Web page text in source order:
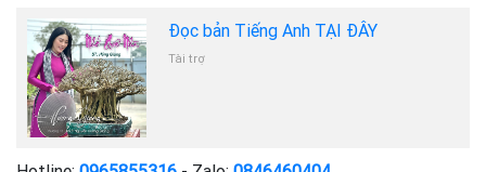
Đọc bản Tiếng Anh TẠI ĐÂY
Tài trợ